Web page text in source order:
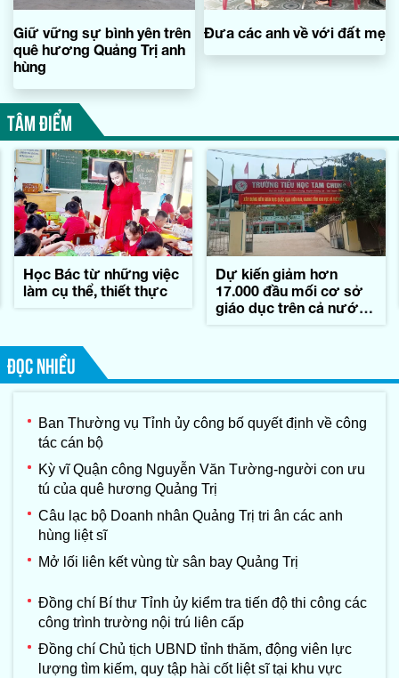
Giữ vững sự bình yên trên
quê hương Quảng Trị anh
hùng
Đưa các anh về với đất mẹ
TÂM ĐIỂM
Học Bác từ những việc
làm cụ thể, thiết thực
Dự kiến giảm hơn
17.000 đầu mối cơ sở
giáo dục trên cả nước,
ĐỌC NHIỀU
Ban Thường vụ Tỉnh ủy công bố quyết định về công
tác cán bộ
Kỳ vĩ Quận công Nguyễn Văn Tường-người con ưu
tú của quê hương Quảng Trị
Câu lạc bộ Doanh nhân Quảng Trị tri ân các anh
hùng liệt sĩ
Mở lối liên kết vùng từ sân bay Quảng Trị
Đồng chí Bí thư Tỉnh ủy kiểm tra tiến độ thi công các
công trình trường nội trú liên cấp
Đồng chí Chủ tịch UBND tỉnh thăm, động viên lực
lượng tìm kiếm, quy tập hài cốt liệt sĩ tại khu vực